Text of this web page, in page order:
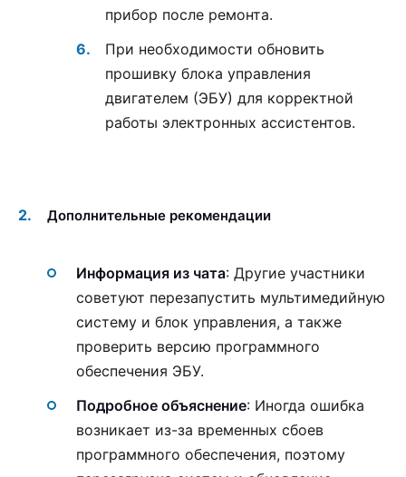
прибор после ремонта.
При необходимости обновить
прошивку блока управления
двигателем (ЭБУ) для корректной
работы электронных ассистентов.
Дополнительные рекомендации
Информация из чата: Другие участники
советуют перезапустить мультимедийную
систему и блок управления, а также
проверить версию программного
обеспечения ЭБУ.
Подробное объяснение: Иногда ошибка
возникает из-за временных сбоев
программного обеспечения, поэтому